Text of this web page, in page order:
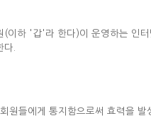
(이하 '갑'라 한다)이 운영하는 인
.
원들에게 통지함으로써 효력을 발